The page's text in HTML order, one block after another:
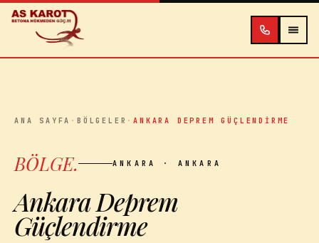
İçeriğe atla
ANA SAYFA ·BÖLGELER ·ANKARA DEPREM GÜÇLENDIRME
BÖLGE. ANKARA · ANKARA
Ankara Deprem
Güçlendirme